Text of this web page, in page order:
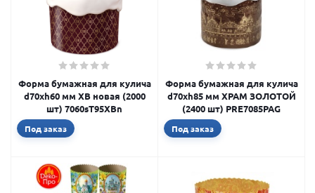
Форма бумажная для кулича
d70xh60 мм ХВ новая (2000
шт) 7060sT95XBn
Под заказ
Форма бумажная для кулича
d70xh85 мм ХРАМ ЗОЛОТОЙ
(2400 шт) PRE7085PAG
Под заказ